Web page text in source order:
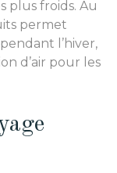
plus froids. Au
permet
l’hiver,
d’air pour les